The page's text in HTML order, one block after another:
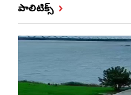
పాలిటిక్స్